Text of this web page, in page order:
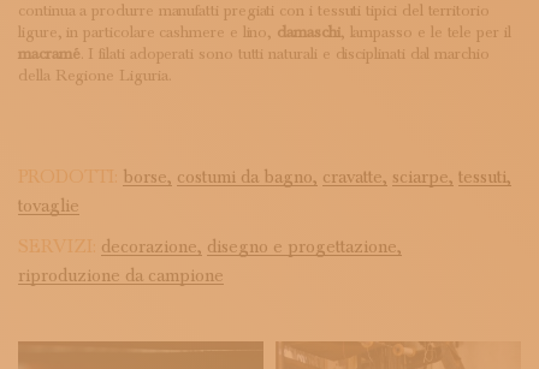
continua a produrre manufatti pregiati con i tessuti tipici del territorio
ligure, in particolare cashmere e lino, damaschi, lampasso e le tele per il
macramé. I filati adoperati sono tutti naturali e disciplinati dal marchio
della Regione Liguria.
PRODOTTI: borse, costumi da bagno, cravatte, sciarpe, tessuti,
tovaglie
SERVIZI: decorazione, disegno e progettazione,
riproduzione da campione